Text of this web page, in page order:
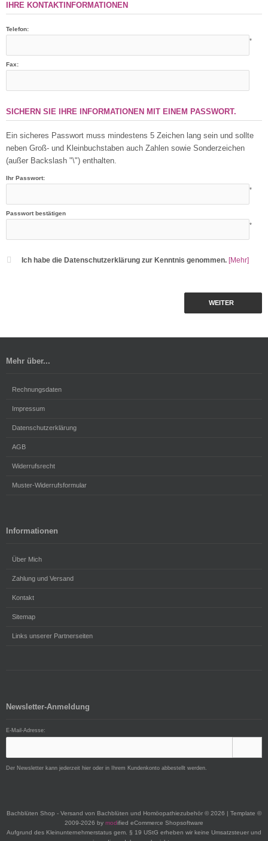
IHRE KONTAKTINFORMATIONEN
Telefon:
*
Fax:
SICHERN SIE IHRE INFORMATIONEN MIT EINEM PASSWORT.
Ein sicheres Passwort muss mindestens 5 Zeichen lang sein und sollte
neben Groß- und Kleinbuchstaben auch Zahlen sowie Sonderzeichen
(außer Backslash "\") enthalten.
Ihr Passwort:
*
Passwort bestätigen
*
Ich habe die Datenschutzerklärung zur Kenntnis genommen. [Mehr]
WEITER
Mehr über...
Rechnungsdaten
Impressum
Datenschutzerklärung
AGB
Widerrufsrecht
Muster-Widerrufsformular
Informationen
Über Mich
Zahlung und Versand
Kontakt
Sitemap
Links unserer Partnerseiten
Newsletter-Anmeldung
E-Mail-Adresse:
Der Newsletter kann jederzeit hier oder in Ihrem Kundenkonto abbestellt werden.
Bachblüten Shop - Versand von Bachblüten und Homöopathiezubehör © 2026 | Template ©
2009-2026 by modified eCommerce Shopsoftware
Aufgrund des Kleinunternehmerstatus gem. § 19 UStG erheben wir keine Umsatzsteuer und